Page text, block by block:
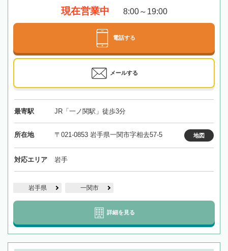
現在営業中 8:00～19:00
電話する
メールする
最寄駅 JR「一ノ関駅」徒歩3分
所在地 〒021-0853 岩手県一関市字相去57-5 地図
対応エリア 岩手
岩手県 一関市
詳細を見る